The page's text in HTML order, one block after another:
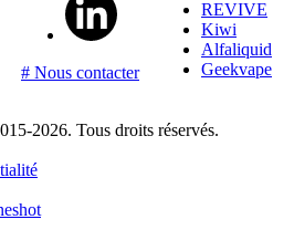
# Nous contacter
REVIVE
Kiwi
Alfaliquid
Geekvape
2026. Tous droits réservés.